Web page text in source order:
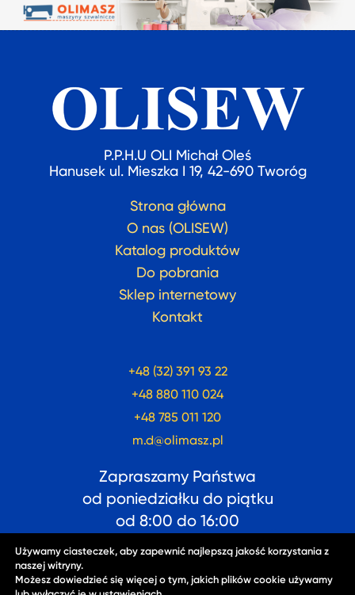
P.P.H.U OLI Michał Oleś
Hanusek ul. Mieszka I 19, 42-690 Tworóg
Strona główna
O nas (OLISEW)
Katalog produktów
Do pobrania
Sklep internetowy
Kontakt
+48 (32) 391 93 22
+48 880 110 024
+48 785 011 120
m.d@olimasz.pl
Zapraszamy Państwa
od poniedziałku do piątku
od 8:00 do 16:00
Używamy ciasteczek, aby zapewnić najlepszą jakość korzystania z
naszej witryny.
Możesz dowiedzieć się więcej o tym, jakich plików cookie używamy